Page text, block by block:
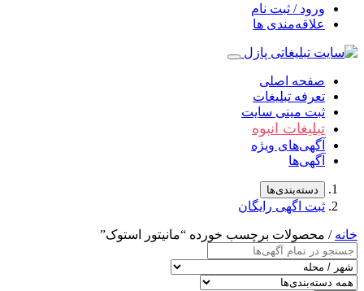
ورود / ثبت نام
علاقه‌مندی ها
صفحه اصلی
تعرفه تبلیغات
ثبت مینی سایت
تبلیغات انبوه
آگهی‌های ویژه
آگهی‌ها
دسته‌بندی‌ها
ثبت اگهی رایگان
خانه / محصولات برچسب خورده “مانیتور استوک”